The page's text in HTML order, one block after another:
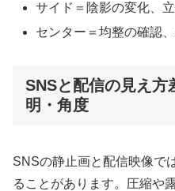
サイド＝陰影の変化、
センター＝均整の確認
SNSと配信の見え方
明・角度
SNSの静止画と配信映像で
ることがあります。圧縮や